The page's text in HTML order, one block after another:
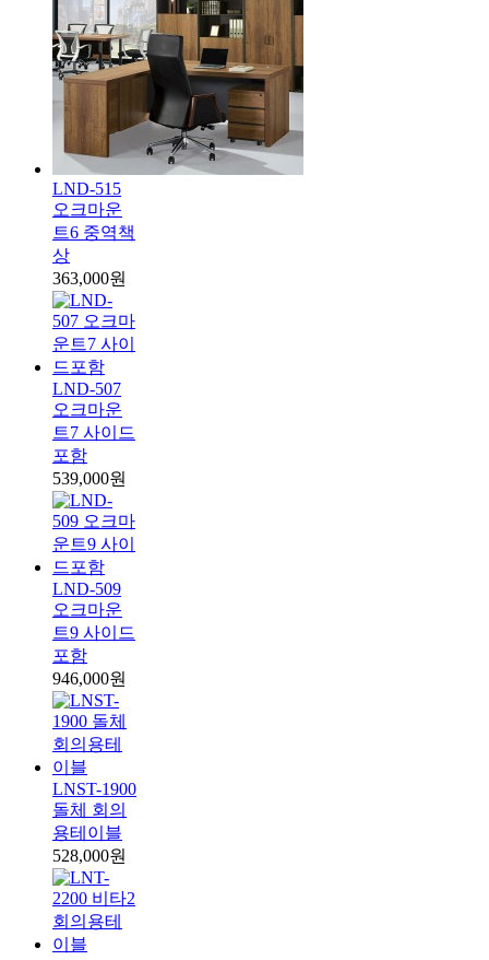
LND-515
오크마운
트6 중역책
상
363,000원
LND-507
오크마운
트7 사이드
포함
539,000원
LND-509
오크마운
트9 사이드
포함
946,000원
LNST-1900
돌체 회의
용테이블
528,000원